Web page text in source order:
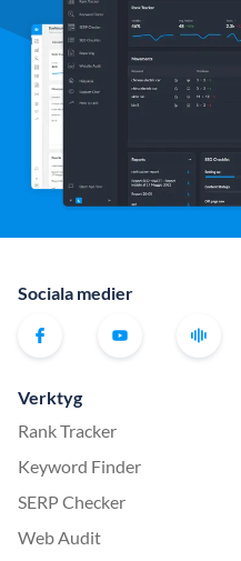
Sociala medier
Verktyg
Rank Tracker
Keyword Finder
SERP Checker
Web Audit